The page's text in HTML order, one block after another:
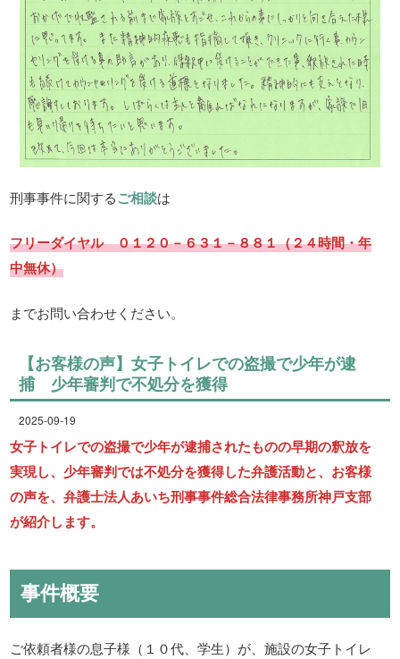
刑事事件に関するご相談は
フリーダイヤル ０１２０－６３１－８８１（２４時間・年
中無休）
までお問い合わせください。
【お客様の声】女子トイレでの盗撮で少年が逮
捕 少年審判で不処分を獲得
2025-09-19
女子トイレでの盗撮で少年が逮捕されたものの早期の釈放を
実現し、少年審判では不処分を獲得した弁護活動と、お客様
の声を、弁護士法人あいち刑事事件総合法律事務所神戸支部
が紹介します。
事件概要
ご依頼者様の息子様（１０代、学生）が、施設の女子トイレ